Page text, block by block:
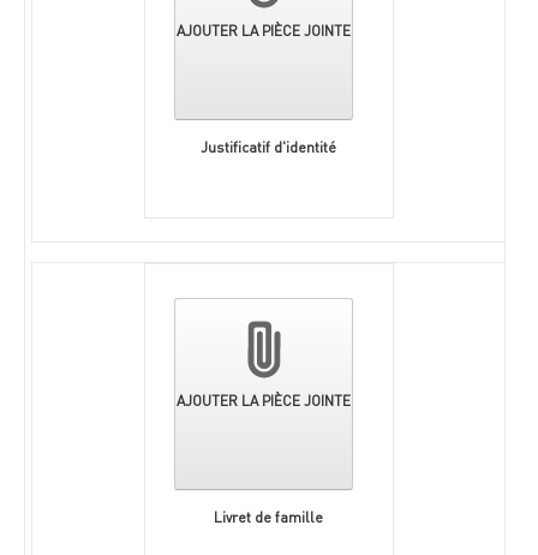
AJOUTER LA PIÈCE JOINTE
Justificatif d'identité
AJOUTER LA PIÈCE JOINTE
Livret de famille